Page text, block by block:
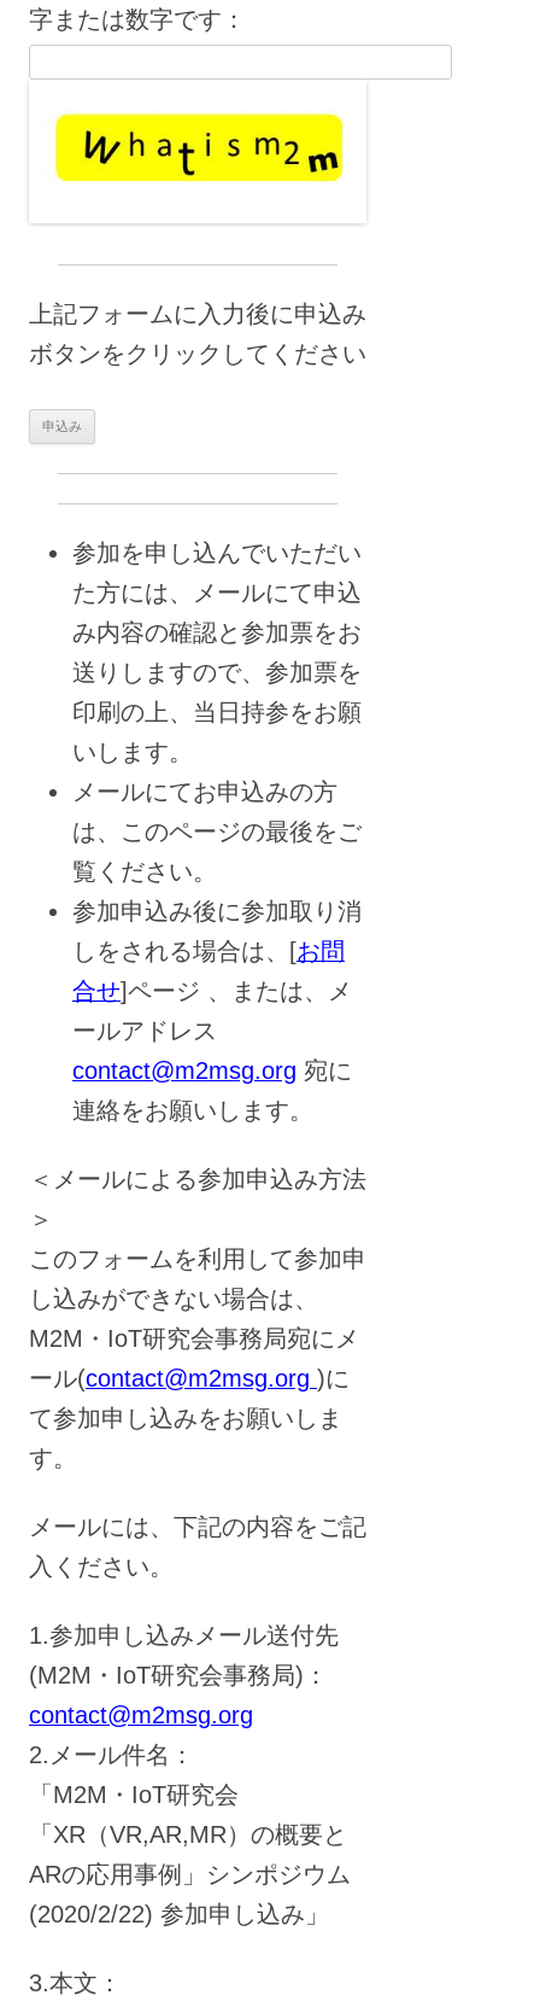
字または数字です：
上記フォームに入力後に申込み
ボタンをクリックしてください
参加を申し込んでいただい
た方には、メールにて申込
み内容の確認と参加票をお
送りしますので、参加票を
印刷の上、当日持参をお願
いします。
メールにてお申込みの方
は、このページの最後をご
覧ください。
参加申込み後に参加取り消
しをされる場合は、[お問
合せ]ページ 、または、メ
ールアドレス
contact@m2msg.org 宛に
連絡をお願いします。
＜メールによる参加申込み方法
＞
このフォームを利用して参加申
し込みができない場合は、
M2M・IoT研究会事務局宛にメ
ール(contact@m2msg.org )に
て参加申し込みをお願いしま
す。
メールには、下記の内容をご記
入ください。
1.参加申し込みメール送付先
(M2M・IoT研究会事務局)：
contact@m2msg.org
2.メール件名：
「M2M・IoT研究会
「XR（VR,AR,MR）の概要と
ARの応用事例」シンポジウム
(2020/2/22) 参加申し込み」
3.本文：